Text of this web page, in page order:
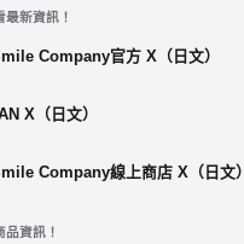
新資訊！
Company官方 X（日文）
X（日文）
Company線上商店 X（日文）
資訊！